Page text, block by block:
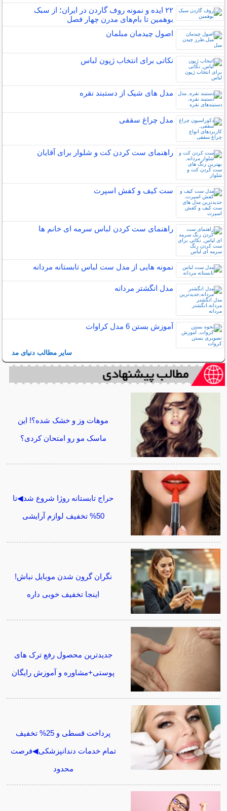
۲۲ ایده و نمونه روف گاردن در ایران؛ از سبک
بوهمین تا بام‌های مدرن چهار فصل
اصول چیدمان مبلمان
نکاتی برای انتخاب ژپون لباس
مدل های شیک از دستبند نقره
مدل چراغ سقفی
راهنمای ست کردن کت و شلوار برای آقایان
ست کیف و کفش اسپرت
راهنمای ست کردن لباس سرمه ای خانم ها
نمونه هایی از مدل ست لباس تابستانه مردانه
مدل انگشتر مردانه
آموزش بستن 6 مدل کراوات
سایر مطالب دنیای مد
موهات وز و خشک شده؟! این
ماسک مو رو امتحان کردی؟
حراج تابستانه روژا شروع شد◀تا
50% تخفیف لوازم آرایشی
نگران گرون شدن موبایل نباش!
اینجا تخفیف خوبی داره
جدیدترین محصول رفع ترک های
پوستی+مشاوره و آموزش رایگان
پرداخت قسطی و 25% تخفیف
تمام خدمات دندانپزشکی◀فرصت
محدود